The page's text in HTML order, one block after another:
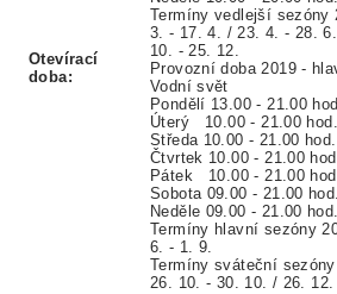
Otevírací
doba:
Termíny vedlejší sezóny
3. - 17. 4. / 23. 4. - 28.
10. - 25. 12.
Provozní doba 2019 -
Vodní svět
Pondělí 13.00 - 21.00
Úterý 10.00 - 21.00 hod.
Středa 10.00 - 21.00 hod.
Čtvrtek 10.00 - 21.00
Pátek 10.00 - 21.00
Sobota 09.00 - 21.00 hod.
Neděle 09.00 - 21.00 hod.
Termíny hlavní sezóny
6. - 1. 9.
Termíny sváteční
26. 10. - 30. 10. / 26.